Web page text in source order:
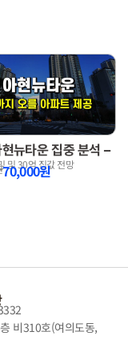
뉴타운 집중 분석 –
및 30억 집값 전망
70,000원
비310호(여의도동,